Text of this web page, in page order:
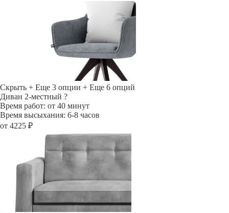
Скрыть + Еще 3 опции + Еще 6 опций
Диван 2-местный ?
Время работ: от 40 минут
Время высыхания: 6-8 часов
от 4225 ₽